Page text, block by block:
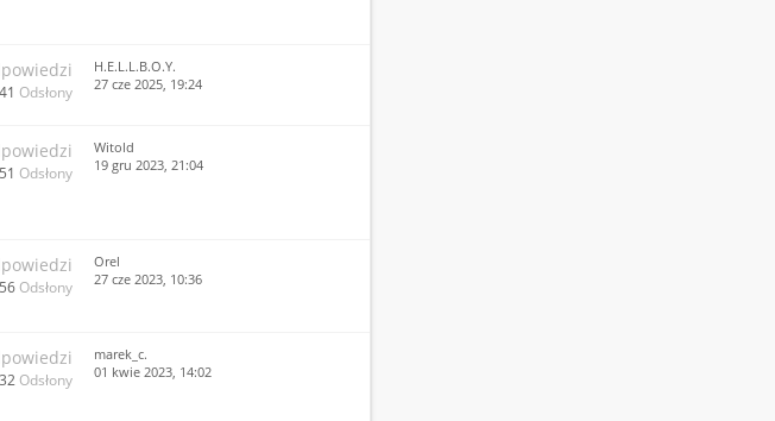
Odsłony
H.E.L.L.B.O.Y.
27 cze 2025, 19:24
Odsłony
Witold
19 gru 2023, 21:04
Odsłony
Orel
27 cze 2023, 10:36
Odsłony
marek_c.
01 kwie 2023, 14:02